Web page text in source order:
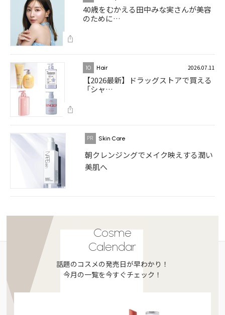
40歳をむかえる田中みな実さんが美容
のために…
10 Hair 2026.07.11
【2026最新】ドラッグストアで買える
「シャ…
Skin Care
朝クレンジングでメイク映えする潤い
美肌へ
Cosme
Calendar
話題のコスメの発売日が早わかり！
今月の一覧を今すぐチェック！